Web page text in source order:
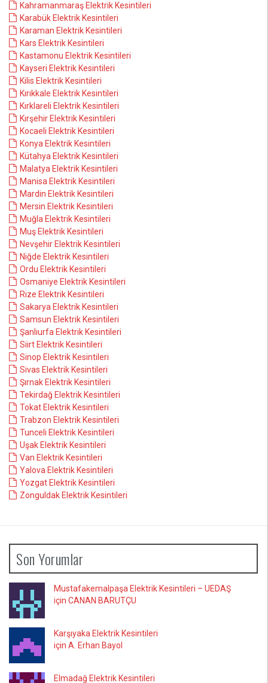
Kahramanmaraş Elektrik Kesintileri
Karabük Elektrik Kesintileri
Karaman Elektrik Kesintileri
Kars Elektrik Kesintileri
Kastamonu Elektrik Kesintileri
Kayseri Elektrik Kesintileri
Kilis Elektrik Kesintileri
Kırıkkale Elektrik Kesintileri
Kırklareli Elektrik Kesintileri
Kırşehir Elektrik Kesintileri
Kocaeli Elektrik Kesintileri
Konya Elektrik Kesintileri
Kütahya Elektrik Kesintileri
Malatya Elektrik Kesintileri
Manisa Elektrik Kesintileri
Mardin Elektrik Kesintileri
Mersin Elektrik Kesintileri
Muğla Elektrik Kesintileri
Muş Elektrik Kesintileri
Nevşehir Elektrik Kesintileri
Niğde Elektrik Kesintileri
Ordu Elektrik Kesintileri
Osmaniye Elektrik Kesintileri
Rize Elektrik Kesintileri
Sakarya Elektrik Kesintileri
Samsun Elektrik Kesintileri
Şanlıurfa Elektrik Kesintileri
Siirt Elektrik Kesintileri
Sinop Elektrik Kesintileri
Sivas Elektrik Kesintileri
Şırnak Elektrik Kesintileri
Tekirdağ Elektrik Kesintileri
Tokat Elektrik Kesintileri
Trabzon Elektrik Kesintileri
Tunceli Elektrik Kesintileri
Uşak Elektrik Kesintileri
Van Elektrik Kesintileri
Yalova Elektrik Kesintileri
Yozgat Elektrik Kesintileri
Zonguldak Elektrik Kesintileri
Son Yorumlar
Mustafakemalpaşa Elektrik Kesintileri – UEDAŞ
için CANAN BARUTÇU
Karşıyaka Elektrik Kesintileri
için A. Erhan Bayol
Elmadağ Elektrik Kesintileri